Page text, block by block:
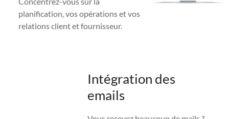
planification, vos opérations et vos
relations client et fournisseur.
Intégration des
emails